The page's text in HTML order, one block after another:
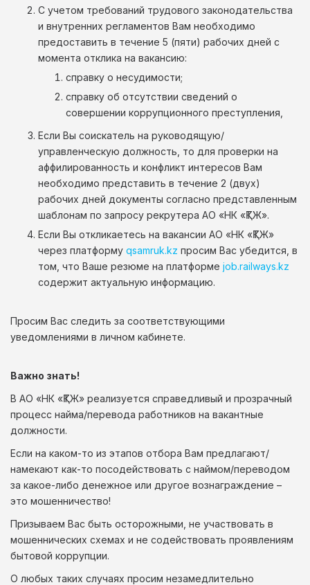
С учетом требований трудового законодательства
и внутренних регламентов Вам необходимо
предоставить в течение 5 (пяти) рабочих дней с
момента отклика на вакансию:
справку о несудимости;
справку об отсутствии сведений о
совершении коррупционного преступления,
Если Вы соискатель на руководящую/
управленческую должность, то для проверки на
аффилированность и конфликт интересов Вам
необходимо представить в течение 2 (двух)
рабочих дней документы согласно представленным
шаблонам по запросу рекрутера АО «НК «ҚТЖ».
Если Вы откликаетесь на вакансии АО «НК «ҚТЖ»
через платформу qsamruk.kz просим Вас убедится, в
том, что Ваше резюме на платформе job.railways.kz
содержит актуальную информацию.
Просим Вас следить за соответствующими
уведомлениями в личном кабинете.
Важно знать!
В АО «НК «ҚТЖ» реализуется справедливый и прозрачный
процесс найма/перевода работников на вакантные
должности.
Если на каком-то из этапов отбора Вам предлагают/
намекают как-то посодействовать с наймом/переводом
за какое-либо денежное или другое вознаграждение –
это мошенничество!
Призываем Вас быть осторожными, не участвовать в
мошеннических схемах и не содействовать проявлениям
бытовой коррупции.
О любых таких случаях просим незамедлительно